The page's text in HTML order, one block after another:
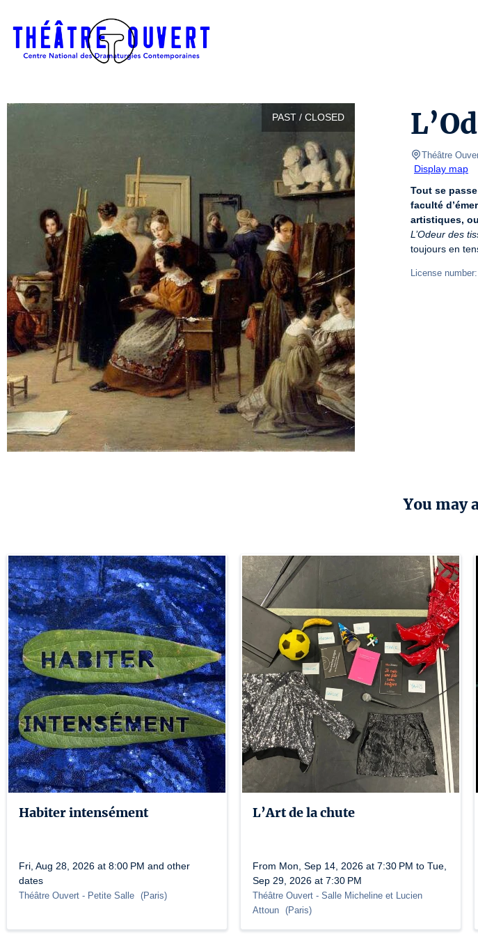
PAST / CLOSED
Théâtre
Display map
Tout se
faculté
artistiques,
L’Odeur des
toujours en
License
You may
Habiter intensément
Fri, Aug 28, 2026 at 8:00 PM and other
dates
Théâtre Ouvert - Petite Salle (Paris)
L’Art de la chute
From Mon, Sep 14, 2026 at 7:30 PM to Tue,
Sep 29, 2026 at 7:30 PM
Théâtre Ouvert - Salle Micheline et Lucien
Attoun (Paris)